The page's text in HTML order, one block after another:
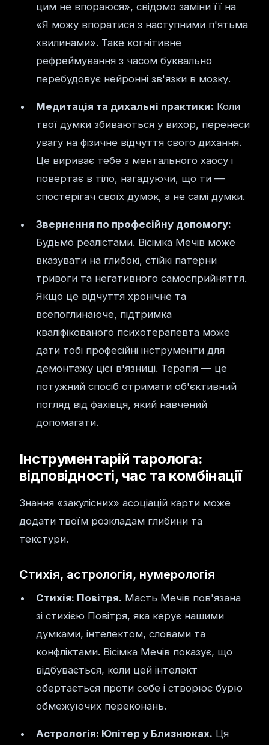
цим не впораюся», свідомо заміни її на
«Я можу впоратися з наступними п'ятьма
хвилинами». Таке когнітивне
рефреймування з часом буквально
перебудовує нейронні зв'язки в мозку.
Медитація та дихальні практики: Коли
твої думки збиваються у вихор, перенеси
увагу на фізичне відчуття свого дихання.
Це вириває тебе з ментального хаосу і
повертає в тіло, нагадуючи, що ти —
спостерігач своїх думок, а не самі думки.
Звернення по професійну допомогу:
Будьмо реалістами. Вісімка Мечів може
вказувати на глибокі, стійкі патерни
тривоги та негативного самосприйняття.
Якщо це відчуття хронічне та
всепоглинаюче, підтримка
кваліфікованого психотерапевта може
дати тобі професійні інструменти для
демонтажу цієї в'язниці. Терапія — це
потужний спосіб отримати об'єктивний
погляд від фахівця, який навчений
допомагати.
Інструментарій таролога:
відповідності, час та комбінації
Знання «закулісних» асоціацій карти може
додати твоїм розкладам глибини та
текстури.
Стихія, астрологія, нумерологія
Стихія: Повітря. Масть Мечів пов'язана
зі стихією Повітря, яка керує нашими
думками, інтелектом, словами та
конфліктами. Вісімка Мечів показує, що
відбувається, коли цей інтелект
обертається проти себе і створює бурю
обмежуючих переконань.
Астрологія: Юпітер у Близнюках. Ця